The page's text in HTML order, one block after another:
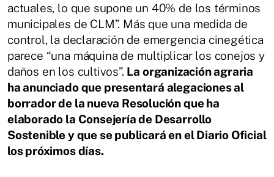
actuales, lo que supone un 40% de los términos
municipales de CLM”. Más que una medida de
control, la declaración de emergencia cinegética
parece “una máquina de multiplicar los conejos y
daños en los cultivos”. La organización agraria
ha anunciado que presentará alegaciones al
borrador de la nueva Resolución que ha
elaborado la Consejería de Desarrollo
Sostenible y que se publicará en el Diario Oficial
los próximos días.